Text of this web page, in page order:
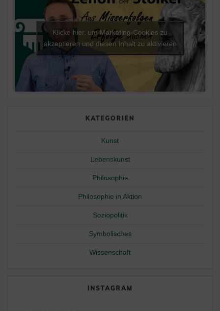
Klicke hier, um Marketing-Cookies zu
akzeptieren und diesen Inhalt zu aktivieren
KATEGORIEN
Kunst
Lebenskunst
Philosophie
Philosophie in Aktion
Soziopolitik
Symbolisches
Wissenschaft
INSTAGRAM